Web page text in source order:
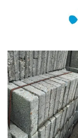
hoofdinhoud